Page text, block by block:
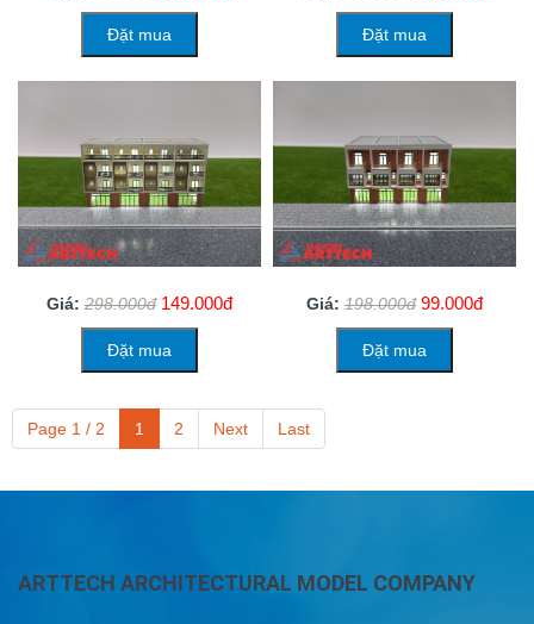
Đặt mua Đặt mua
Giá: 298.000đ 149.000đ
Đặt mua
Giá: 198.000đ 99.000đ
Đặt mua
Page 1 / 2 1 2 Next Last
ARTTECH ARCHITECTURAL MODEL COMPANY